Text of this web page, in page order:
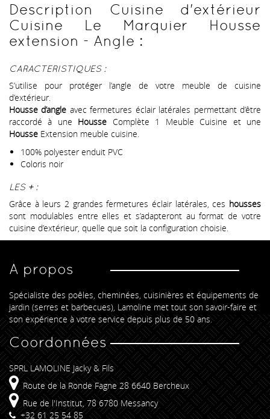
Description Cuisine d'extérieur
Cuisine Le Marquier Housse
extension - Angle :
CARACTERISTIQUES :
S’utilise pour protéger l’angle de votre meuble de cuisine
d’extérieur.
Housse d’angle avec fermetures éclair latérales permettant d’être
raccordé à une Housse Complète 1 Meuble Cuisine et une
Housse Extension meuble cuisine.
100% polyester enduit PVC
Coloris noir
LES + :
Grâce à leurs 2 grandes fermetures éclair latérales, ces housses
sont modulables entre elles et s’adapteront au format de votre
cuisine d’extérieur, quelle que soit la configuration choisie.
A propos
Spécialiste des poêles, cheminées, cuisinières et équipements de
jardin (serres et barbecues), Lamoline met tout son savoir-faire et
son expérience à votre service depuis plus de 50 ans.
Coordonnées
SPRL LAMOLINE Jacky & Fils
Route de la Ronde Fagne 28 6640 Bercheux
Rue de l'Institut, 78 6780 Messancy
+32 61 25 54 85